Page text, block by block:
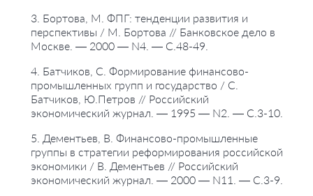
3. Бортова, М. ФПГ: тенденции развития и
перспективы / М. Бортова // Банковское дело в
Москве. — 2000 — N4. — С.48-49.
4. Батчиков, С. Формирование финансово-
промышленных групп и государство / С.
Батчиков, Ю.Петров // Российский
экономический журнал. — 1995 — N2. — С.3-10.
5. Дементьев, В. Финансово-промышленные
группы в стратегии реформирования российской
экономики / В. Дементьев // Российский
экономический журнал. — 2000 — N11. — С.3-9.